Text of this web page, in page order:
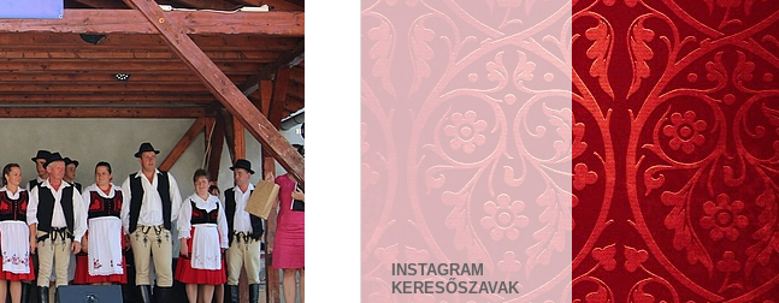
INSTAGRAM
KERESŐSZAVAK